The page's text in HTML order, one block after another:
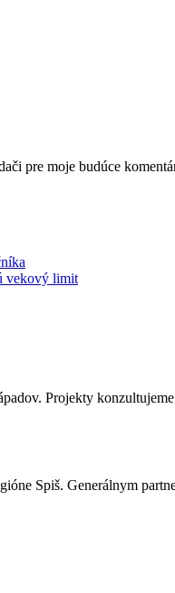
pre moje budúce
vekový limit
Projekty
Spiš. Generálnym